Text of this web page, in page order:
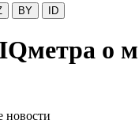
BY ID
о
новости